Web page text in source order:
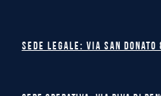
Sede legale: Via San Donato